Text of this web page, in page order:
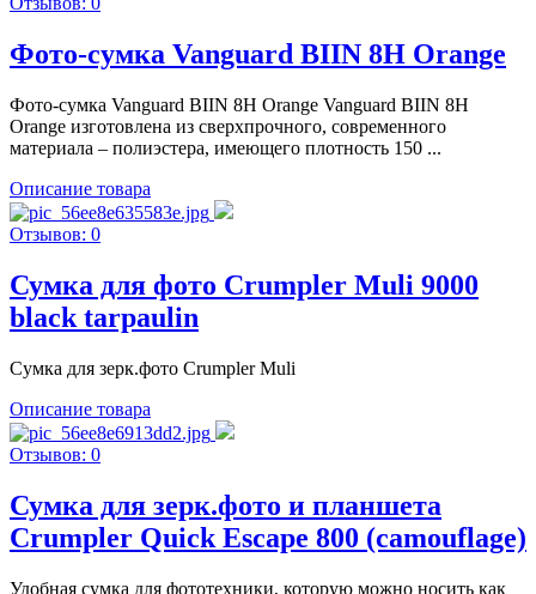
Фото-сумка Vanguard BIIN 8H Orange
Фото-сумка Vanguard BIIN 8H Orange Vanguard BIIN 8H
Orange изготовлена из сверхпрочного, современного
материала – полиэстера, имеющего плотность 150 ...
Описание товара
Отзывов: 0
Сумка для фото Crumpler Muli 9000
black tarpaulin
Сумка для зерк.фото Crumpler Muli
Описание товара
Отзывов: 0
Сумка для зерк.фото и планшета
Crumpler Quick Escape 800 (camouflage)
Удобная сумка для фототехники, которую можно носить как